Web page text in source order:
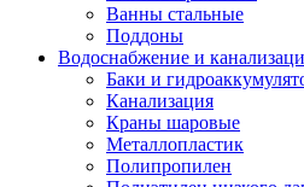
Ванны стальные
Поддоны
Водоснабжение и
Баки и
Канализация
Краны шаровые
Металлопластик
Полипропилен